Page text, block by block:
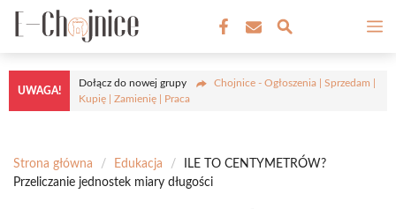
Przejdź
treści
UWAGA!
Dołącz do nowej grupy
Chojnice - Ogłoszenia | Sprzedam |
Kupię | Zamienię | Praca
Strona główna / Edukacja /
ILE TO CENTYMETRÓW?
Przeliczanie jednostek miary długości